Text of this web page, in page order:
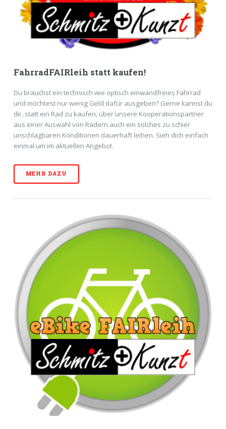
FahrradFAIRleih statt kaufen!
Du brauchst ein technisch wie optisch einwandfreies Fahrrad
und möchtest nur wenig Geld dafür ausgeben? Gerne kannst du
dir, statt ein Rad zu kaufen, über unsere Kooperationspartner
aus einer Auswahl von Rädern auch ein solches zu schier
unschlagbaren Konditionen dauerhaft leihen. Sieh dich einfach
einmal um im aktuellen Angebot.
MEHR DAZU